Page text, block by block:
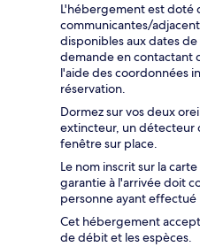
L'hébergement est doté
communicantes/
disponibles aux dates
demande en contactant
l'aide des coordonnées
réservation.
Dormez sur vos deux
extincteur, un détecteur
fenêtre sur place.
Le nom inscrit sur la
garantie à l'arrivée doit
personne ayant effectué
Cet hébergement
de débit et les espèces.